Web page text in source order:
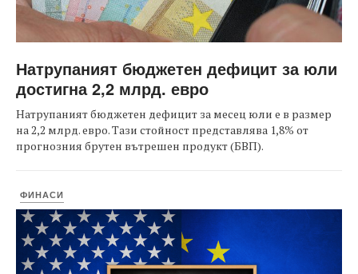
Натрупаният бюджетен дефицит за юли
достигна 2,2 млрд. евро
Натрупаният бюджетен дефицит за месец юли е в размер
на 2,2 млрд. евро. Тази стойност представлява 1,8% от
прогнозния брутен вътрешен продукт (БВП).
ФИНАСИ